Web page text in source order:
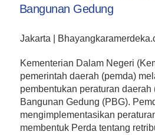
Bangunan Gedung
Jakarta |
Kementerian Dalam Negeri
pemerintah daerah (pemda)
pembentukan peraturan daerah
Bangunan Gedung (PBG).
mengimplementasikan
membentuk Perda tentang